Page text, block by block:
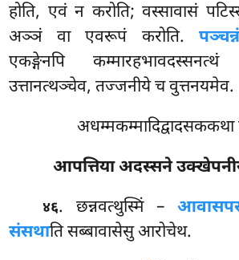
होति, एवंन करोति; वस्सावासं
अञ्ञं वा एवरूपं करोति.
एकङ्गेनपि
उत्तानत्थञ्चेव, तज्जनीये च वुत्तनयमेव.
अधम्मकम्मादिद्वादसककथा
आपत्तिया अदस्सने
४६. छन्नवत्थुस्मिं–
संसथाति सब्बावासेसु आरोचेथ.